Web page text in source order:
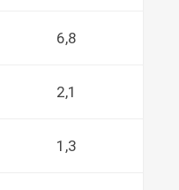
6,8
2,1
1,3